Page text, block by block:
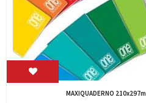
MAXIQUADERNO